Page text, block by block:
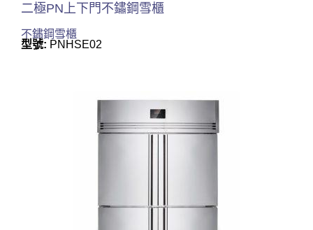
二極PN上下門不鏽鋼雪櫃
不鏽鋼雪櫃
型號: PNHSE02